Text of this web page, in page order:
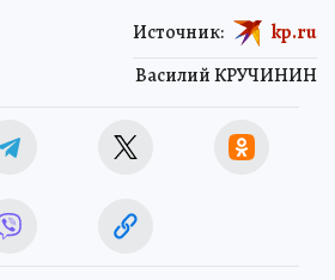
Василий КРУЧИНИН
Источник: kp.ru